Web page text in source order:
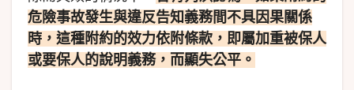
危險事故發生與違反告知義務間不具因果關係
時，這種附約的效力依附條款，即屬加重被保人
或要保人的說明義務，而顯失公平。